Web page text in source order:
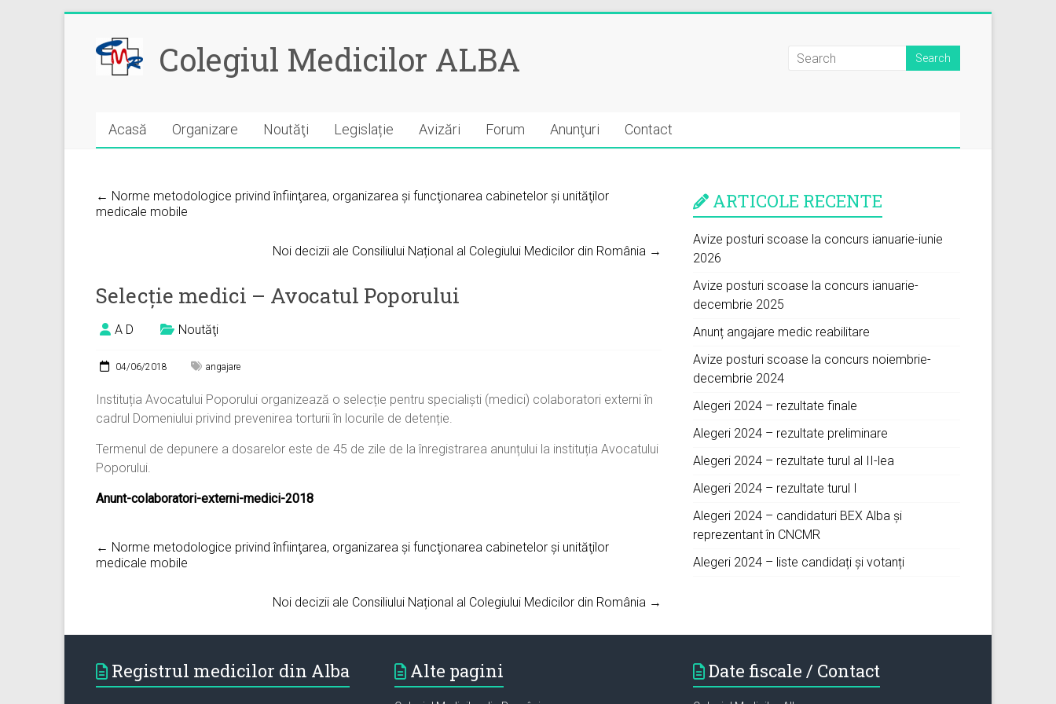
content
Colegiul Medicilor ALBA
Acasă Organizare Noutăţi Legislație Avizări Forum Anunţuri Contact
← Norme metodologice privind înfiinţarea, organizarea şi funcţionarea cabinetelor şi unităţilor
medicale mobile
Noi decizii ale Consiliului Național al Colegiului Medicilor din România →
Selecție medici – Avocatul Poporului
A D Noutăţi
04/06/2018 angajare
Instituția Avocatului Poporului organizează o selecție pentru specialiști (medici) colaboratori externi în
cadrul Domeniului privind prevenirea torturii în locurile de detenție.
Termenul de depunere a dosarelor este de 45 de zile de la înregistrarea anunțului la instituția Avocatului
Poporului.
Anunt-colaboratori-externi-medici-2018
← Norme metodologice privind înfiinţarea, organizarea şi funcţionarea cabinetelor şi unităţilor
medicale mobile
Noi decizii ale Consiliului Național al Colegiului Medicilor din România →
ARTICOLE RECENTE
Avize posturi scoase la concurs ianuarie-iunie
2026
Avize posturi scoase la concurs ianuarie-
decembrie 2025
Anunț angajare medic reabilitare
Avize posturi scoase la concurs noiembrie-
decembrie 2024
Alegeri 2024 – rezultate finale
Alegeri 2024 – rezultate preliminare
Alegeri 2024 – rezultate turul al II-lea
Alegeri 2024 – rezultate turul I
Alegeri 2024 – candidaturi BEX Alba și
reprezentant în CNCMR
Alegeri 2024 – liste candidați și votanți
Registrul medicilor din Alba Alte pagini Date fiscale / Contact